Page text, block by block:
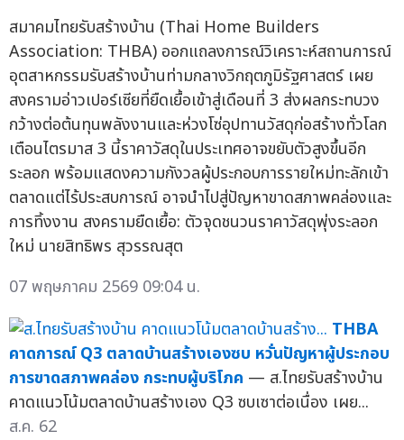
สมาคมไทยรับสร้างบ้าน (Thai Home Builders
Association: THBA) ออกแถลงการณ์วิเคราะห์สถานการณ์
อุตสาหกรรมรับสร้างบ้านท่ามกลางวิกฤตภูมิรัฐศาสตร์ เผย
สงครามอ่าวเปอร์เซียที่ยืดเยื้อเข้าสู่เดือนที่ 3 ส่งผลกระทบวง
กว้างต่อต้นทุนพลังงานและห่วงโซ่อุปทานวัสดุก่อสร้างทั่วโลก
เตือนไตรมาส 3 นี้ราคาวัสดุในประเทศอาจขยับตัวสูงขึ้นอีก
ระลอก พร้อมแสดงความกังวลผู้ประกอบการรายใหม่ทะลักเข้า
ตลาดแต่ไร้ประสบการณ์ อาจนำไปสู่ปัญหาขาดสภาพคล่องและ
การทิ้งงาน สงครามยืดเยื้อ: ตัวจุดชนวนราคาวัสดุพุ่งระลอก
ใหม่ นายสิทธิพร สุวรรณสุต
07 พฤษภาคม 2569 09:04 น.
THBA
คาดการณ์ Q3 ตลาดบ้านสร้างเองซบ หวั่นปัญหาผู้ประกอบ
การขาดสภาพคล่อง กระทบผู้บริโภค — ส.ไทยรับสร้างบ้าน
คาดแนวโน้มตลาดบ้านสร้างเอง Q3 ซบเซาต่อเนื่อง เผย...
ส.ค. 62